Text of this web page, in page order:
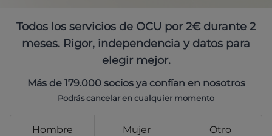
Todos los servicios de OCU por 2€ durante 2
meses. Rigor, independencia y datos para
elegir mejor.
Más de 179.000 socios ya confían en nosotros
Podrás cancelar en cualquier momento
Hombre Mujer Otro